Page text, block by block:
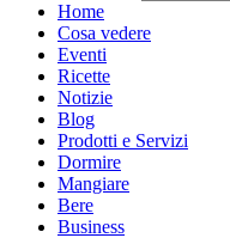
Home
Cosa vedere
Eventi
Ricette
Notizie
Blog
Prodotti e Servizi
Dormire
Mangiare
Bere
Business